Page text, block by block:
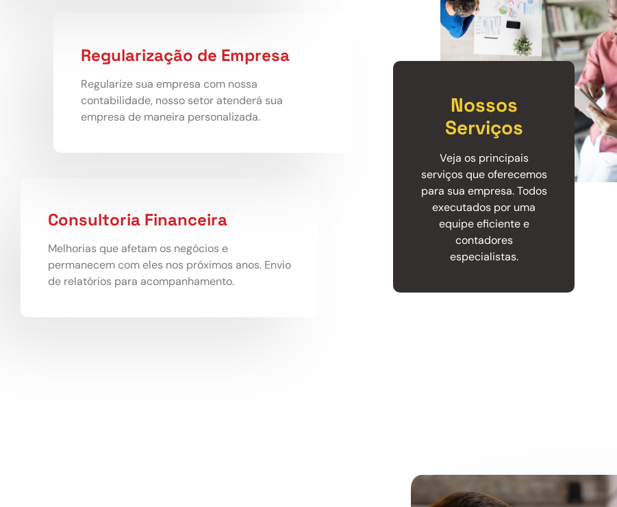
Regularização de Empresa
Regularize sua empresa com nossa
contabilidade, nosso setor atenderá sua
empresa de maneira personalizada.
Consultoria Financeira
Melhorias que afetam os negócios e
permanecem com eles nos próximos anos. Envio
de relatórios para acompanhamento.
Nossos
Serviços
Veja os principais
serviços que oferecemos
para sua empresa. Todos
executados por uma
equipe eficiente e
contadores
especialistas.